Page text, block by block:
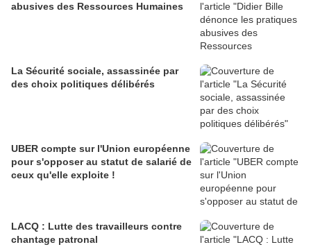
abusives des Ressources Humaines
La Sécurité sociale, assassinée par
des choix politiques délibérés
UBER compte sur l'Union européenne
pour s'opposer au statut de salarié de
ceux qu'elle exploite !
LACQ : Lutte des travailleurs contre
chantage patronal